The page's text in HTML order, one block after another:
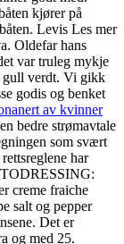
kjører på
Levis Les mer
Oldefar hans
var truleg mykje
gull verdt. Vi gikk
godis og benket
av kvinner
bedre strømavtale
som svært
har
creme fraiche
salt og pepper
Det er
og med 25.